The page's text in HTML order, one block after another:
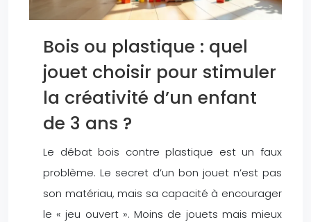
Bois ou plastique : quel
jouet choisir pour stimuler
la créativité d’un enfant
de 3 ans ?
Le débat bois contre plastique est un faux
problème. Le secret d’un bon jouet n’est pas
son matériau, mais sa capacité à encourager
le « jeu ouvert ». Moins de jouets mais mieux